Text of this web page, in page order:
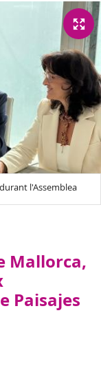
l'Assemblea
Mallorca,
Paisajes